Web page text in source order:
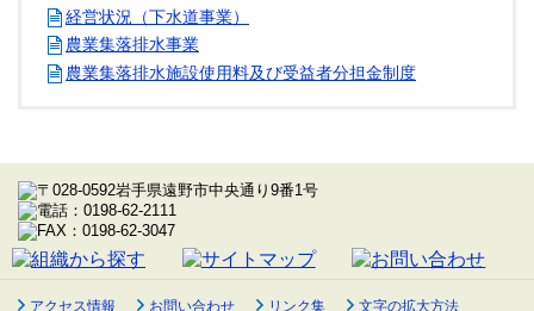
経営状況（下水道事業）
農業集落排水事業
農業集落排水施設使用料及び受益者分担金制度
アクセス情報 お問い合わせ リンク集 文字の拡大方法